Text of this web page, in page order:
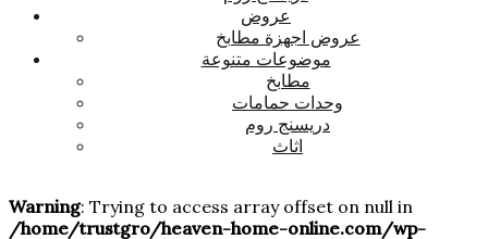
عروض
عروض اجهزة مطابخ
موضوعات متنوعة
مطابخ
وحدات حمامات
دريسنج روم
اثاث
Warning: Trying to access array offset on null in
/home/trustgro/heaven-home-online.com/wp-